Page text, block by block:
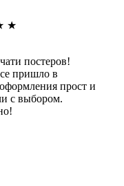
★
постеров!
пришло в
прост и
с выбором.